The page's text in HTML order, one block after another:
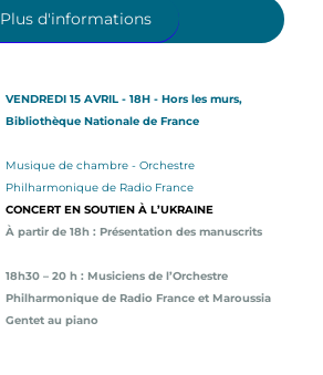
Plus d'informations
VENDREDI 15 AVRIL - 18H - Hors les murs,
Bibliothèque Nationale de France
Musique de chambre - Orchestre
Philharmonique de Radio France
CONCERT EN SOUTIEN À L’UKRAINE
À partir de 18h : Présentation des manuscrits
18h30 – 20 h : Musiciens de l’Orchestre
Philharmonique de Radio France et Maroussia
Gentet au piano